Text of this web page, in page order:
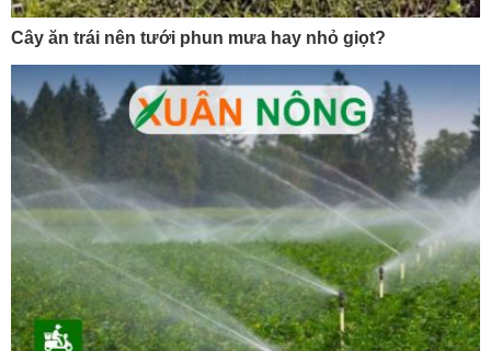
Cây ăn trái nên tưới phun mưa hay nhỏ giọt?